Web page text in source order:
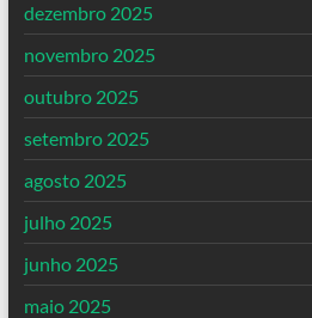
dezembro 2025
novembro 2025
outubro 2025
setembro 2025
agosto 2025
julho 2025
junho 2025
maio 2025